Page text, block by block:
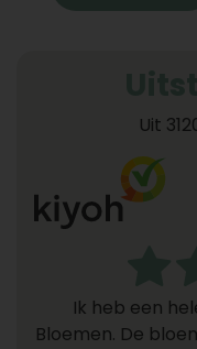
Uit
Ik heb een
Bloemen. De